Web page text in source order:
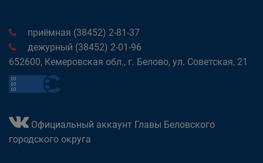
приёмная (38452) 2-81-37
дежурный (38452) 2-01-96
652600, Кемеровская обл., г. Белово, ул. Советская, 21
Официальный аккаунт Главы Беловского
городского округа